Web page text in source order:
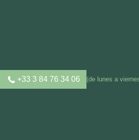
+33 3 84 76 34 06 (de lunes a